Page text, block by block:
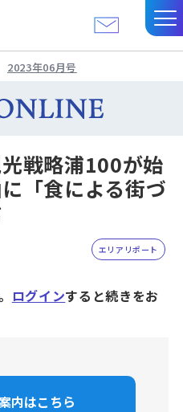
2023年06月号
光戦略浦100が始
「食による街づ
エリアリポート
ログインすると続きをお
内はこちら